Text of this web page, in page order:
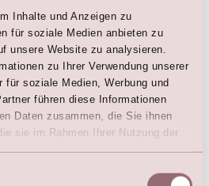
Inhalte und Anzeigen zu
für soziale Medien anbieten zu
unsere Website zu analysieren.
zu Ihrer Verwendung unserer
für soziale Medien, Werbung und
führen diese Informationen
Daten zusammen, die Sie ihnen
sie im Rahmen Ihrer Nutzung der
die Favoriten